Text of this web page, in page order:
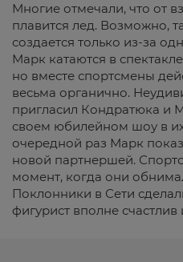
Многие отмечали, что от
плавится лед. Возможно,
создается только из-за
Марк катаются в
но вместе спортсмены
весьма органично.
пригласил Кондратюка и
своем юбилейном шоу в
очередной раз Марк
новой партнершей.
момент, когда они
Поклонники в Сети
фигурист вполне счастлив